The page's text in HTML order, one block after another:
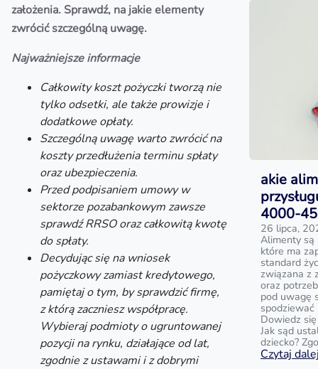
założenia. Sprawdź, na jakie elementy
zwrócić szczególną uwagę.
Najważniejsze informacje
Całkowity koszt pożyczki tworzą nie
tylko odsetki, ale także prowizje i
dodatkowe opłaty.
Szczególną uwagę warto zwrócić na
koszty przedłużenia terminu spłaty
oraz ubezpieczenia.
Przed podpisaniem umowy w
sektorze pozabankowym zawsze
sprawdź RRSO oraz całkowitą kwotę
do spłaty.
Decydując się na wniosek
pożyczkowy zamiast kredytowego,
pamiętaj o tym, by sprawdzić firmę,
z którą zaczniesz współpracę.
Wybieraj podmioty o ugruntowanej
pozycji na rynku, działające od lat,
zgodnie z ustawami i z dobrymi
akie
4000-
26 lipca,
Alimenty są
które ma
standard
związana z
oraz
pod uwagę
Dowiedz
Jak sąd
dziecko?
Czytaj